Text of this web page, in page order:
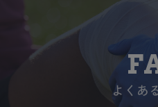
よくあ